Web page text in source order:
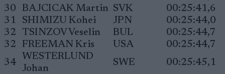
30
BAJCICAK Martin SVK
00:25:41,6
31
SHIMIZU Kohei JPN
00:25:44,0
32
TSINZOV Veselin BUL
00:25:44,7
32
FREEMAN Kris USA
00:25:44,7
34
WESTERLUND
Johan
SWE 00:25:45,1